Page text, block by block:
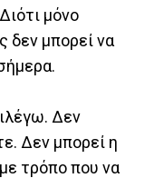
μόνο
δεν μπορεί να
Δεν
Δεν μπορεί η
τρόπο που να